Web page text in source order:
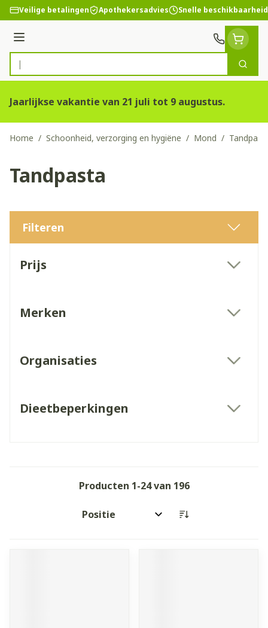
Ga naar de inhoud
Veilige betalingen Apothekersadvies Snelle beschikbaarheid
Menu
Product, merk, categorie...
Zoek
Jaarlijkse vakantie van 21 juli tot 9 augustus.
Home / Schoonheid, verzorging en hygiëne / Mond /
Tandpasta
Filteren
Prijs
Merken
Organisaties
Dieetbeperkingen
Producten 1-24van 196
Sorteer op: